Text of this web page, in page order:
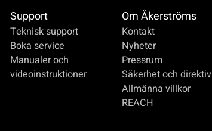
Support
Teknisk support
Boka service
Manualer och
videoinstruktioner
Om Åkerströms
Kontakt
Nyheter
Pressrum
Säkerhet och direktiv
Allmänna villkor
REACH